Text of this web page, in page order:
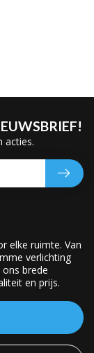
elke ruimte. Van
verlichting
brede
en prijs.
acties.